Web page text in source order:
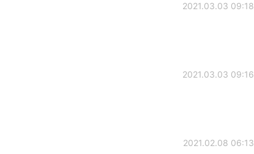
2021.03.03 09:18
2021.03.03 09:16
2021.02.08 06:13